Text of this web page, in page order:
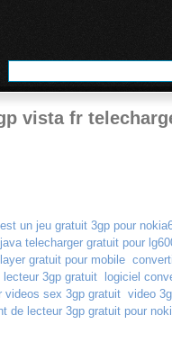
vista fr
un jeu gratuit 3gp pour
telecharger gratuit pour
gratuit pour mobile
lecteur 3gp gratuit
logiciel
videos sex 3gp gratuit video
de lecteur 3gp gratuit pour